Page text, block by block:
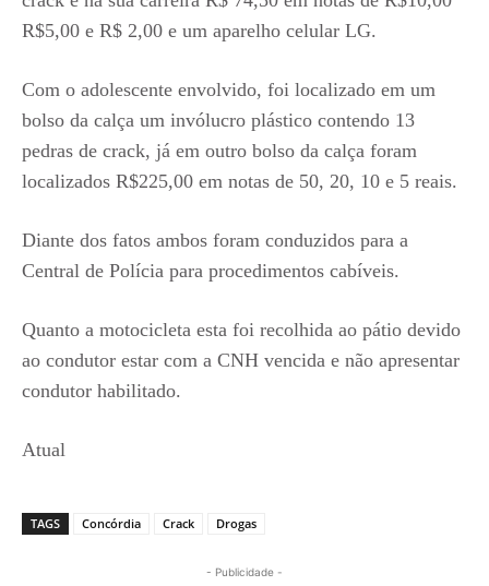
R$5,00 e R$ 2,00 e um aparelho celular LG.
Com o adolescente envolvido, foi localizado em um
bolso da calça um invólucro plástico contendo 13
pedras de crack, já em outro bolso da calça foram
localizados R$225,00 em notas de 50, 20, 10 e 5 reais.
Diante dos fatos ambos foram conduzidos para a
Central de Polícia para procedimentos cabíveis.
Quanto a motocicleta esta foi recolhida ao pátio devido
ao condutor estar com a CNH vencida e não apresentar
condutor habilitado.
Atual
TAGS Concórdia Crack Drogas
- Publicidade -